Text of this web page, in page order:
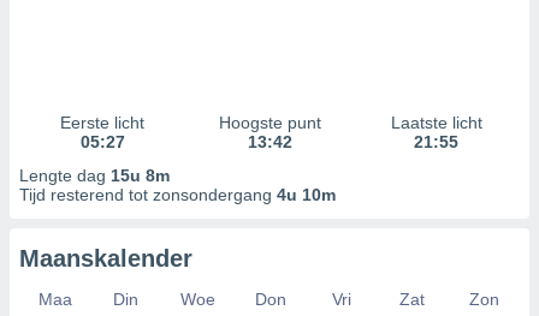
Eerste licht
05:27
Hoogste punt
13:42
Laatste licht
21:55
Lengte dag 15u 8m
Tijd resterend tot zonsondergang 4u 10m
Maanskalender
Maa Din Woe Don Vri Zat
Zon